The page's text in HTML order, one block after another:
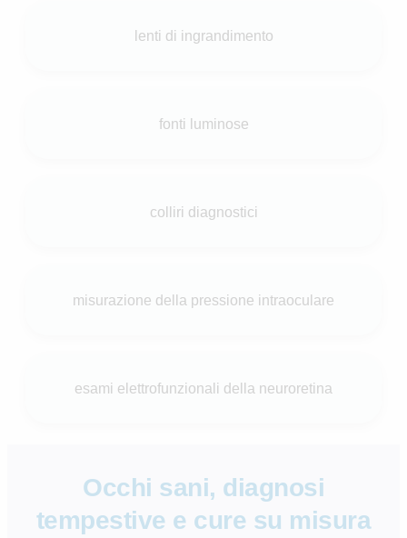
lenti di ingrandimento
fonti luminose
colliri diagnostici
misurazione della pressione intraoculare
esami elettrofunzionali della neuroretina
Occhi sani, diagnosi
tempestive e cure su misura